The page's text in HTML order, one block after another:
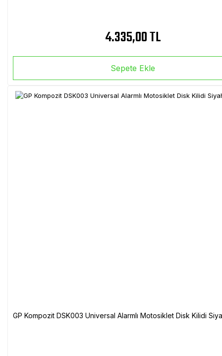
4.335,00 TL
Sepete Ekle
GP Kompozit DSK003 Universal Alarmlı Motosiklet Disk Kilidi